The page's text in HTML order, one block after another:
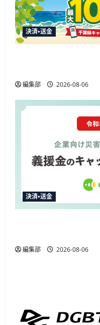
決済・送金
編集部 2026-08-06
決済・送金
編集部 2026-08-06